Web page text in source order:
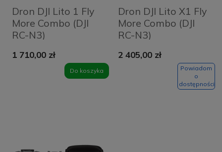
Dron DJI Lito 1 Fly
More Combo (DJI
RC-N3)
1 710,00 zł
Do koszyka
Dron DJI Lito X1 Fly
More Combo (DJI
RC-N3)
2 405,00 zł
Powiadom
o
dostępności